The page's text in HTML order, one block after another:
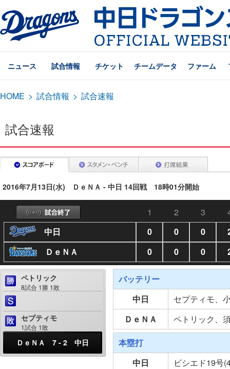
ニュース 試合情報 チケット チームデータ ファーム
HOME > 試合情報 > 試合速報
試合速報
2016年7月13日(水) ＤｅＮＡ - 中日 14回戦 18時01分開始
1 2 3
中日
0 0 0
ＤｅＮＡ
0 0 0
ペトリック
8試合 1勝 1敗
セプティモ
1試合 1敗
ＤｅＮＡ 7 - 2 中日
バッテリー
中日
セプティモ、
ＤｅＮＡ
ペトリック、
本塁打
中日
ビシエド19号